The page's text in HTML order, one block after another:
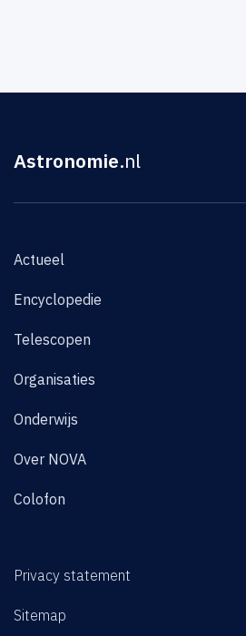
Astronomie.nl
Actueel
Encyclopedie
Telescopen
Organisaties
Onderwijs
Over NOVA
Colofon
Privacy statement
Sitemap